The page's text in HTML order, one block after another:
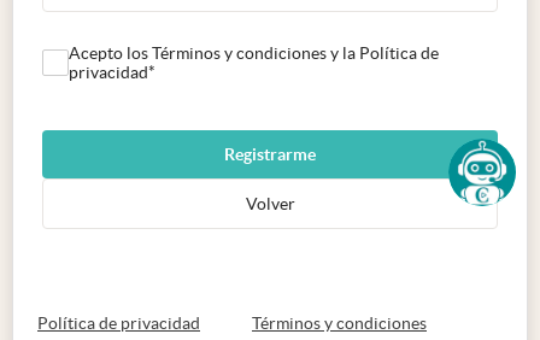
Acepto los Términos y condiciones y la Política de
privacidad*
Registrarme
Volver
Política de privacidad abre en nueva pestaña
Términos y condicionesabre en nueva